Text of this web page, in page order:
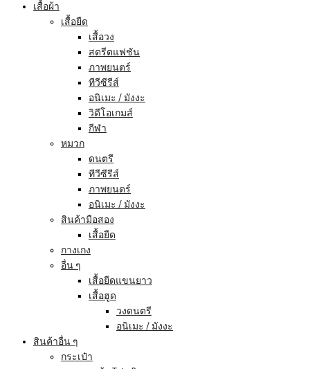
เสื้อผ้า
เสื้อยืด
เสื้อวง
สตรีตแฟชัน
ภาพยนตร์
ทีวีซีรีส์
อนิเมะ / มังงะ
วิดีโอเกมส์
กีฬา
หมวก
ดนตรี
ทีวีซีรีส์
ภาพยนตร์
อนิเมะ / มังงะ
สินค้ามือสอง
เสื้อยืด
กางเกง
อื่น ๆ
เสื้อยืดแขนยาว
เสื้อฮูด
วงดนตรี
อนิเมะ / มังงะ
สินค้าอื่น ๆ
กระเป๋า